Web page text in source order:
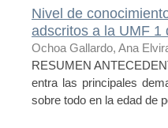
Nivel de
adscritos a la UMF 1
Ochoa Gallardo, Ana
RESUMEN
entra las principales
sobre todo en la edad de